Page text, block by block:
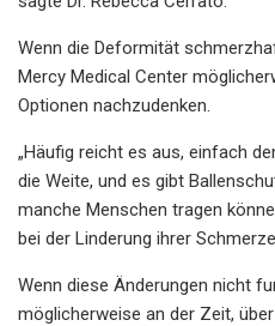
Wenn die Deformität
Mercy Medical Center
Optionen nachzudenken.
„Häufig reicht es aus, einfach
die Weite, und es gibt
manche Menschen tragen
bei der Linderung ihrer
Wenn diese Änderungen nicht
möglicherweise an der Zeit,